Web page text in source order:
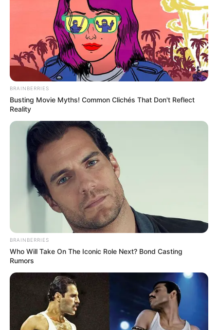
fans love
Tanggal Lahir:
1996
Tempat Lahir:
Seoul,
Umur:
30 Tahun
Profesi:
Penyanyi
Kim Jaehwan adalah seorang penyanyi yang berasal dari Seoul,
Korea Selatan. Ia mulai dikenal menjadi salah satu member grup
Wanna Oneyang kemudian debut menjadi penyanyi solo dengan
Another(2019).
BRAINBERRIES
Busting Movie Myths! Common Clichés That Don't Reflect
Reality
BRAINBERRIES
Who Will Take On The Iconic Role Next? Bond Casting
Rumors